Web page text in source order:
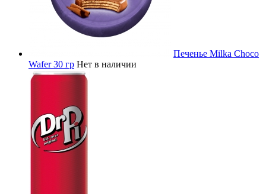
Печенье Milka Choco
Wafer 30 гр Нет в наличии